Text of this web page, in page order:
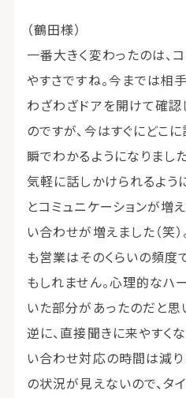
（鶴田様）
一番大きく変わったのは、
やすさですね。今までは相
わざわざドアを開けて確
のですが、今はすぐにどこ
瞬でわかるようになりました
気軽に話しかけられるよう
とコミュニケーションが増
い合わせが増えました（笑
も営業はそのくらいの頻度
もしれません。心理的なハ
いた部分があったのだと思
逆に、直接聞きに来やすく
い合わせ対応の時間は減り
の状況が見えないので、タ